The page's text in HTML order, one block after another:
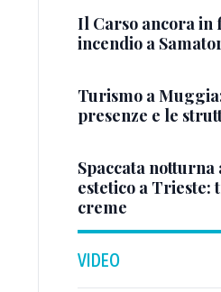
Il Carso ancora in
incendio a
Turismo a
presenze e le
Spaccata
estetico a Trieste:
creme
VIDEO